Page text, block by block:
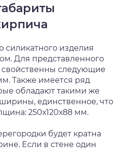
силикатного изделия
Для представленного
свойственны следующие
Также имеется ряд
обладают такими же
единственное, что
250х120х88 мм.
будет кратна
Если в стене один